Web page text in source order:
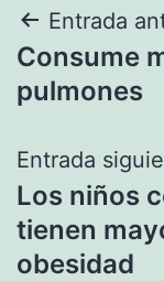
de
Entrada
Consume
pulmones
Entrada
Los niños
tienen
obesidad